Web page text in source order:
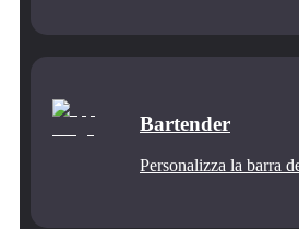
Bartender
Personalizza la barra